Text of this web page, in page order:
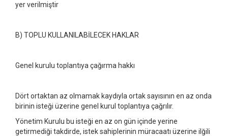
yer verilmiştir
B) TOPLU KULLANILABİLECEK HAKLAR
Genel kurulu toplantıya çağırma hakkı
Dört ortaktan az olmamak kaydıyla ortak sayısının en az onda
birinin isteği üzerine genel kurul toplantıya çağrılır.
Yönetim Kurulu bu isteği en az on gün içinde yerine
getirmediği takdirde, istek sahiplerinin müracaatı üzerine ilğili